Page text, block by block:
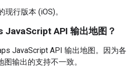
现行版本 (iOS)。
JavaScript API 输出地图？
JavaScript API 输出地图。因为各
输出的支持不一致。